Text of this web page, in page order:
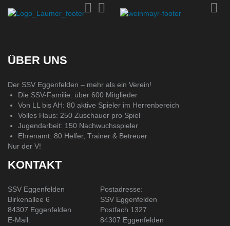
ÜBER UNS
Der SSV Eggenfelden – mehr als ein Verein!
Die SSV-Familie: über 600 Mitglieder
Von LL bis AH: 80 aktive Spieler im Herrenbereich
Volles Haus: 250 Zuschauer pro Spiel
Jugendarbeit: 150 Nachwuchsspieler
Ehrenamt: 80 Helfer, Trainer & Betreuer
Nur der V!
KONTAKT
SSV Eggenfelden
Birkenallee 6
84307 Eggenfelden
E-Mail:
Postadresse:
SSV Eggenfelden
Postfach 1327
84307 Eggenfelden